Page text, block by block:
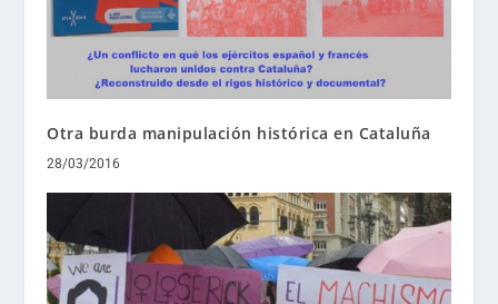
Otra burda manipulación histórica en Cataluña
28/03/2016